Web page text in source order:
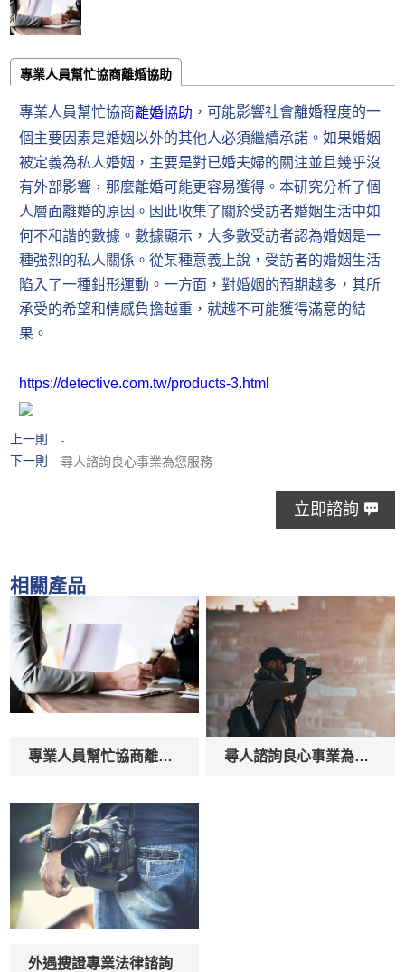
專業人員幫忙協商離婚協助
專業人員幫忙協商離婚協助 ，可能影響社會離婚程度的一
個主要因素是婚姻以外的其他人必須繼續承諾。如果婚姻
被定義為私人婚姻，主要是對已婚夫婦的關注並且幾乎沒
有外部影響，那麼離婚可能更容易獲得。本研究分析了個
人層面離婚的原因。因此收集了關於受訪者婚姻生活中如
何不和諧的數據。數據顯示，大多數受訪者認為婚姻是一
種強烈的私人關係。從某種意義上說，受訪者的婚姻生活
陷入了一種鉗形運動。一方面，對婚姻的預期越多，其所
承受的希望和情感負擔越重，就越不可能獲得滿意的結
果。
https://detective.com.tw/products-3.html
上一則
-
下一則
尋人諮詢良心事業為您服務
立即諮詢
相關產品
專業人員幫忙協商離婚協助 尋人諮詢良心事業為您服務
外遇搜證專業法律諮詢